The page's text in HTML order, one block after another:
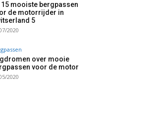
15 mooiste bergpassen
de motorrijder in
5
2020
over mooie
voor de motor
2020